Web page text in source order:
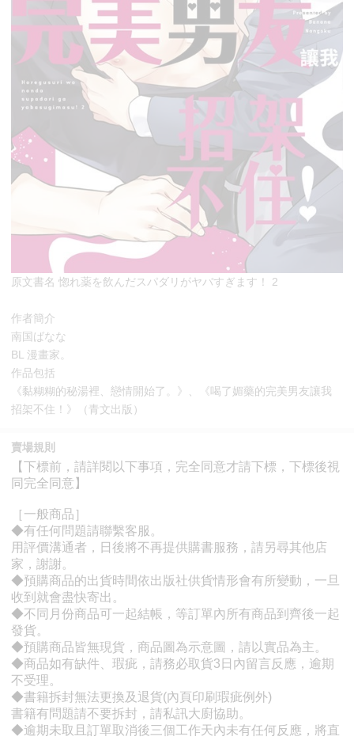
原文書名 惚れ薬を飲んだスパダリがヤバすぎます！ 2
作者簡介
南国ばなな
BL 漫畫家。
作品包括
《黏糊糊的秘湯裡、戀情開始了。》、《喝了媚藥的完美男友讓我
招架不住！》（青文出版）
賣場規則